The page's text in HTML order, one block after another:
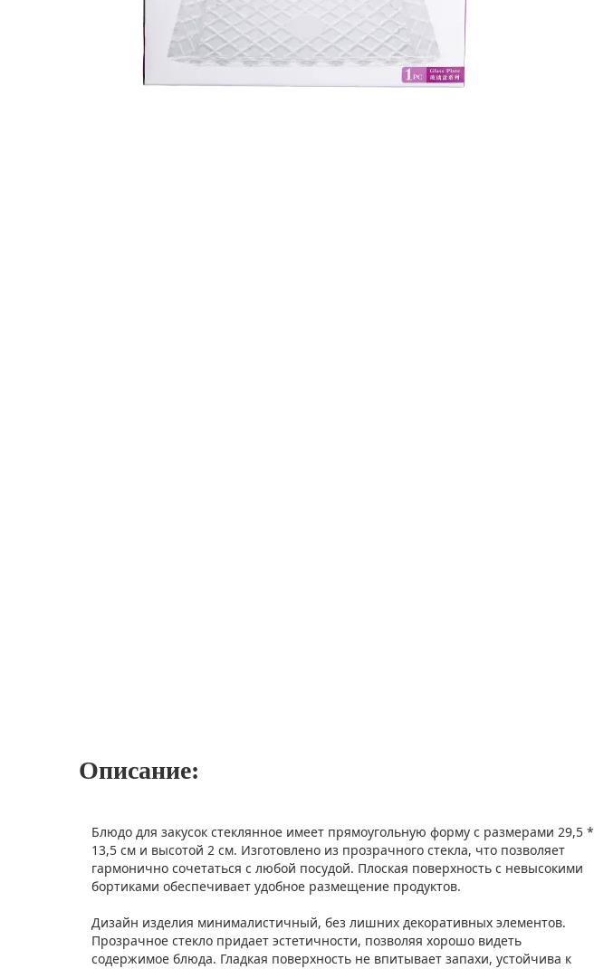
Описание:
Блюдо для закусок стеклянное имеет прямоугольную форму с размерами 29,5 *
13,5 см и высотой 2 см. Изготовлено из прозрачного стекла, что позволяет
гармонично сочетаться с любой посудой. Плоская поверхность с невысокими
бортиками обеспечивает удобное размещение продуктов.
Дизайн изделия минималистичный, без лишних декоративных элементов.
Прозрачное стекло придает эстетичности, позволяя хорошо видеть
содержимое блюда. Гладкая поверхность не впитывает запахи, устойчива к